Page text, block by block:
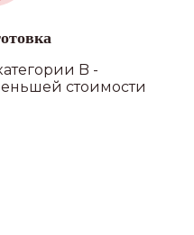
B -
стоимости